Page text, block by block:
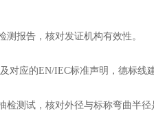
报告，核对发证机构有效性。
应的EN/IEC标准声明，德标线
测试，核对外径与标称弯曲半径